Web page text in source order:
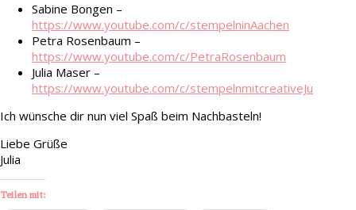
Sabine Bongen –
https://www.youtube.com/c/stempelninAachen
Petra Rosenbaum –
https://www.youtube.com/c/PetraRosenbaum
Julia Maser –
https://www.youtube.com/c/stempelnmitcreativeJu
Ich wünsche dir nun viel Spaß beim Nachbasteln!
Liebe Grüße
Julia
Teilen mit: